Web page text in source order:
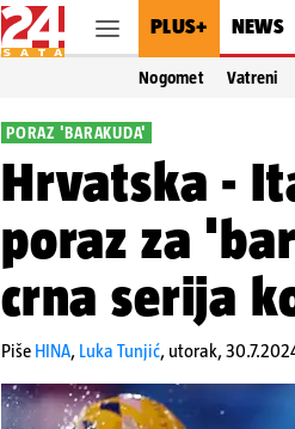
PLUS+ NEWS
Nogomet Vatreni
PORAZ 'BARAKUDA'
Hrvatska -
poraz za
crna serija
Piše HINA, Luka Tunjić, utorak,